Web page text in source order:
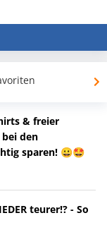
& freier
den
sparen! 😀🤩
teurer!? - So